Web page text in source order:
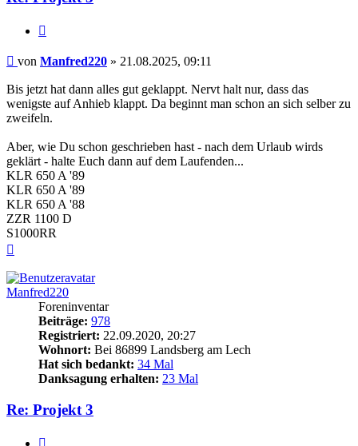
Beitrag
von Manfred220 » 21.08.2025, 09:11
Bis jetzt hat dann alles gut geklappt. Nervt halt nur, dass das
wenigste auf Anhieb klappt. Da beginnt man schon an sich selber zu
zweifeln.
Aber, wie Du schon geschrieben hast - nach dem Urlaub wirds
geklärt - halte Euch dann auf dem Laufenden...
KLR 650 A '89
KLR 650 A '89
KLR 650 A '88
ZZR 1100 D
S1000RR
Manfred220
Foreninventar
Beiträge: 978
Registriert: 22.09.2020, 20:27
Wohnort: Bei 86899 Landsberg am Lech
Hat sich bedankt: 34 Mal
Danksagung erhalten: 23 Mal
Re: Projekt 3